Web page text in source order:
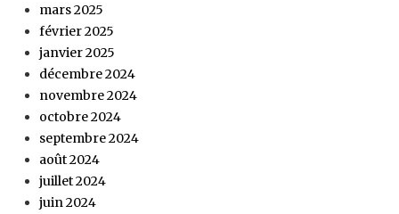
mars 2025
février 2025
janvier 2025
décembre 2024
novembre 2024
octobre 2024
septembre 2024
août 2024
juillet 2024
juin 2024